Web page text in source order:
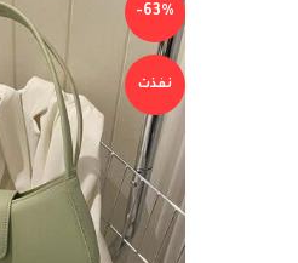
-63%
نفذت